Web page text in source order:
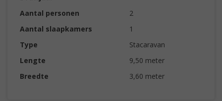
Aantal personen
2
Aantal slaapkamers
1
Type
Stacaravan
Lengte
9,50 meter
Breedte
3,60 meter